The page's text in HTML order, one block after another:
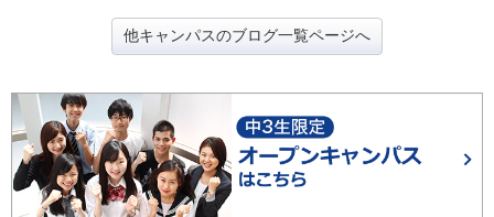
他キャンパスのブログ一覧ページへ